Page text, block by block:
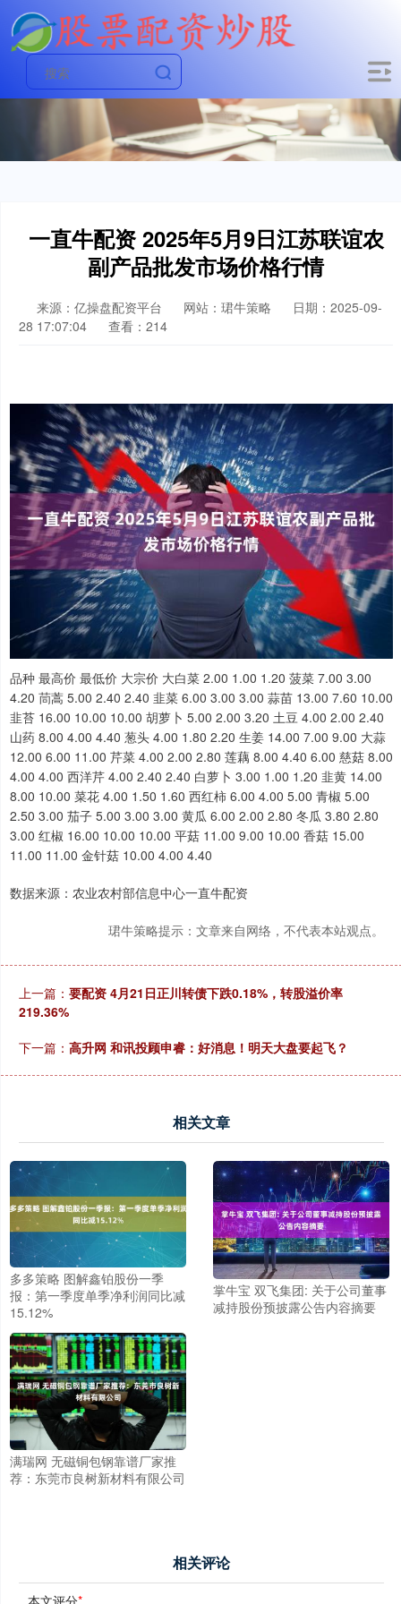
一直牛配资 2025年5月9日江苏联谊农
副产品批发市场价格行情
来源：亿操盘配资平台 网站：珺牛策略
日期：2025-09-
28 17:07:04
查看：214
品种 最高价 最低价 大宗价 大白菜 2.00 1.00 1.20 菠菜 7.00 3.00
4.20 茼蒿 5.00 2.40 2.40 韭菜 6.00 3.00 3.00 蒜苗 13.00 7.60 10.00
韭苔 16.00 10.00 10.00 胡萝卜 5.00 2.00 3.20 土豆 4.00 2.00 2.40
山药 8.00 4.00 4.40 葱头 4.00 1.80 2.20 生姜 14.00 7.00 9.00 大蒜
12.00 6.00 11.00 芹菜 4.00 2.00 2.80 莲藕 8.00 4.40 6.00 慈菇 8.00
4.00 4.00 西洋芹 4.00 2.40 2.40 白萝卜 3.00 1.00 1.20 韭黄 14.00
8.00 10.00 菜花 4.00 1.50 1.60 西红柿 6.00 4.00 5.00 青椒 5.00
2.50 3.00 茄子 5.00 3.00 3.00 黄瓜 6.00 2.00 2.80 冬瓜 3.80 2.80
3.00 红椒 16.00 10.00 10.00 平菇 11.00 9.00 10.00 香菇 15.00
11.00 11.00 金针菇 10.00 4.00 4.40
数据来源：农业农村部信息中心一直牛配资
珺牛策略提示：文章来自网络，不代表本站观点。
上一篇： 要配资 4月21日正川转债下跌0.18%，转股溢价率
219.36%
下一篇： 高升网 和讯投顾申睿：好消息！明天大盘要起飞？
相关文章
多多策略 图解鑫铂股份一季
报：第一季度单季净利润同比减
15.12%
掌牛宝 双飞集团: 关于公司董事
减持股份预披露公告内容摘要
满瑞网 无磁铜包钢靠谱厂家推
荐：东莞市良树新材料有限公司
相关评论